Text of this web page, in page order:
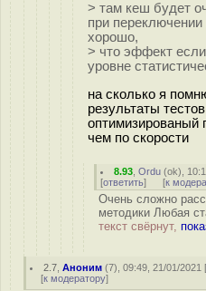
> там кеш будет
при
хорошо,
> что эффект
уровне
на сколько я
результаты
оптимизированый
чем по скорости
8.93 ,Ordu (ok),
[ответить] [к
Очень сложно
методики Любая
текст свёрнут,
2.7 ,Аноним (7), 09:49, 21/01/2021
[к модератору]